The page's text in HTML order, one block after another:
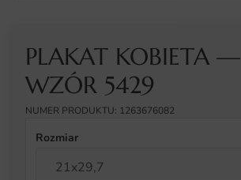
PLAKAT KOBIETA —
WZÓR 5429
NUMER PRODUKTU: 1263676082
Rozmiar